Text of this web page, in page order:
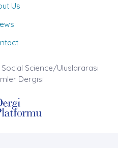
Us
Science/Uluslararası
Dergisi